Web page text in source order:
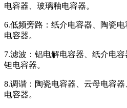
电容器、玻璃釉电容器。
6.低频旁路：纸介电容器、陶瓷
电容器。
7.滤波：铝电解电容器、纸介电
钽电容器。
8.调谐：陶瓷电容器、云母电容
电容器。